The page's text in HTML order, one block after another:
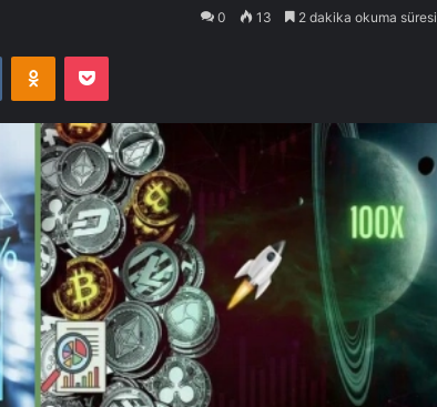
0 13 2 dakika okuma süresi
VKontakteOdnoklassniki
Pocket